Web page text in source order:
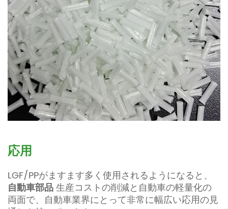
応用
LGF/PPがますます多く使用されるようになると、
自動車部品生産コストの削減と自動車の軽量化の
両面で、自動車業界にとって非常に幅広い応用の見